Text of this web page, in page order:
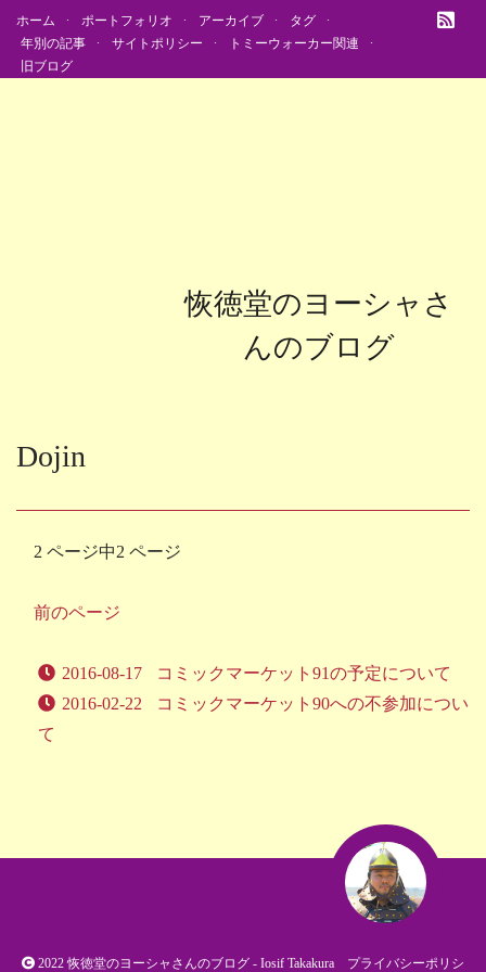
ホーム ポートフォリオ アーカイブ
タグ
年別の記事
サイトポリシー
トミーウォーカー関連
旧ブログ
恢徳堂のヨーシャさ
んのブログ
Dojin
2 ページ中2 ページ
前のページ
2016-08-17
コミックマーケット91の予定について
2016-02-22
コミックマーケット90への不参加につい
て
2022恢徳堂のヨーシャさんのブログ - Iosif Takakura プライバシーポリシ